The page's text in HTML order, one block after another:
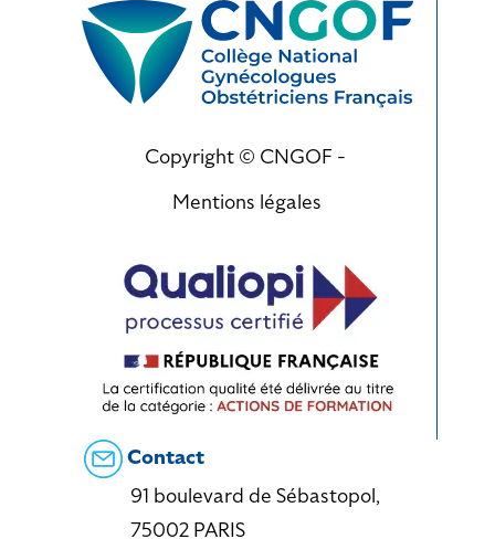
Copyright © CNGOF -
Mentions légales
Contact
91 boulevard de Sébastopol,
75002 PARIS